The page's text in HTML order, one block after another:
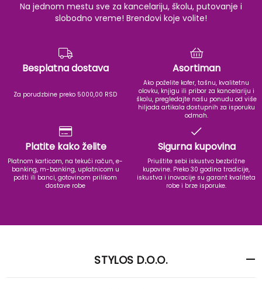
Na jednom mestu sve za kancelariju, školu, putovanje i
slobodno vreme! Brendovi koje volite!
Besplatna dostava
Za porudzbine preko 5000,00 RSD
Asortiman
Ako poželite kofer, tašnu, kvalitetnu
olovku, knjigu ili pribor za kancelariju i
školu, pregledajte našu ponudu od više
hiljada artikala dostupnih za isporuku
odmah.
Platite kako želite
Platnom karticom, na tekući račun, e-
banking, m-banking, uplatnicom u
pošti ili banci, gotovinom prilikom
dostave robe
Sigurna kupovina
Priuštite sebi iskustvo bezbrižne
kupovine. Preko 30 godina tradicije,
iskustva i inovacije su garant kvaliteta
robe i brze isporuke.
STYLOS D.O.O.